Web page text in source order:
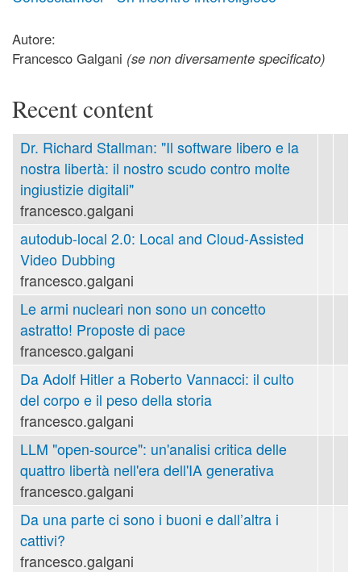
Autore:
Francesco Galgani (se non diversamente specificato)
Recent content
Dr. Richard Stallman: "Il software libero e la
nostra libertà: il nostro scudo contro molte
ingiustizie digitali"
francesco.galgani
autodub-local 2.0: Local and Cloud-Assisted
Video Dubbing
francesco.galgani
Le armi nucleari non sono un concetto
astratto! Proposte di pace
francesco.galgani
Da Adolf Hitler a Roberto Vannacci: il culto
del corpo e il peso della storia
francesco.galgani
LLM "open-source": un'analisi critica delle
quattro libertà nell'era dell'IA generativa
francesco.galgani
Da una parte ci sono i buoni e dall’altra i
cattivi?
francesco.galgani